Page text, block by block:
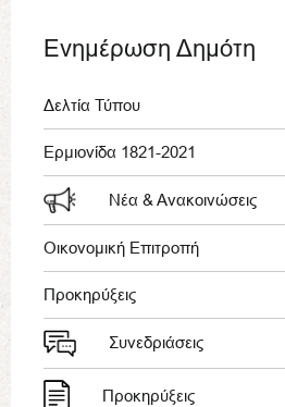
Ενημέρωση Δημότη
Δελτία Τύπου
Ερμιονίδα 1821-2021
Νέα & Ανακοινώσεις
Οικονομική Επιτροπή
Προκηρύξεις
Συνεδριάσεις
Προκηρύξεις